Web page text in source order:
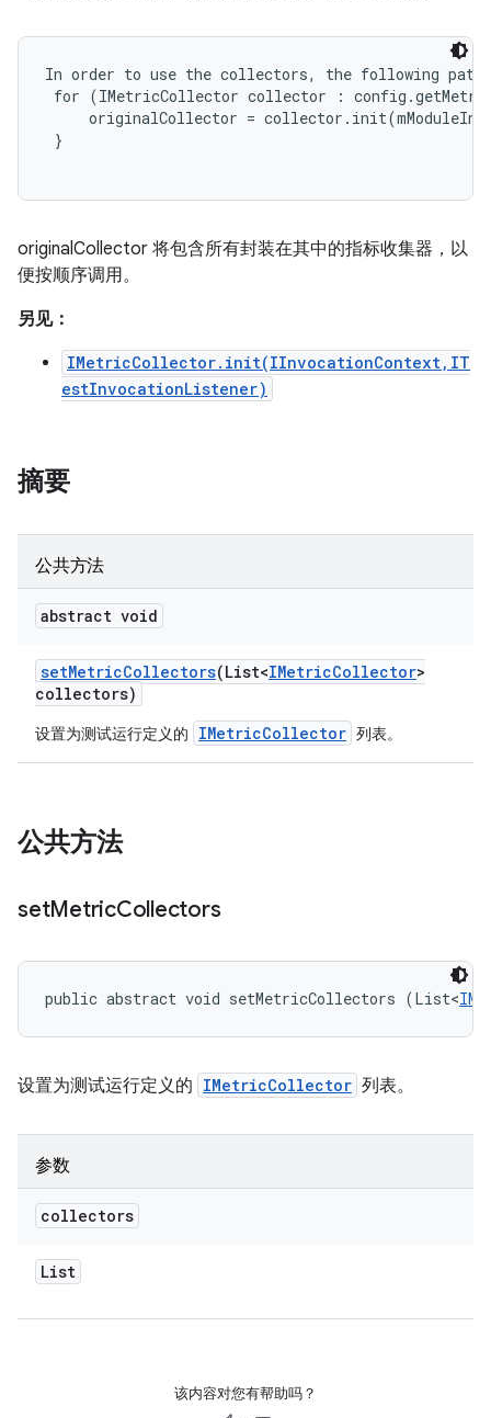
In order to use the collectors, the following
for (IMetricCollector collector :
originalCollector =
}
originalCollector 将包含所有封装在其中的指标收集器，以
便按顺序调用。
另见：
IMetricCollector.init(IInvocationContext,IT
estInvocationListener)
摘要
公共方法
abstract void
setMetricCollectors(List<IMetricCollector>
collectors)
设置为测试运行定义的 IMetricCollector 列表。
公共方法
setMetricCollectors
public abstract void setMetricCollectors (List<
设置为测试运行定义的 IMetricCollector 列表。
参数
collectors
List
该内容对您有帮助吗？